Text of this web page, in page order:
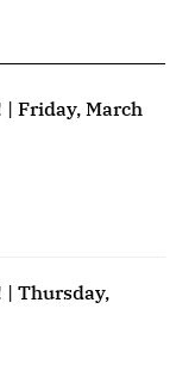
| Friday, March
| Thursday,